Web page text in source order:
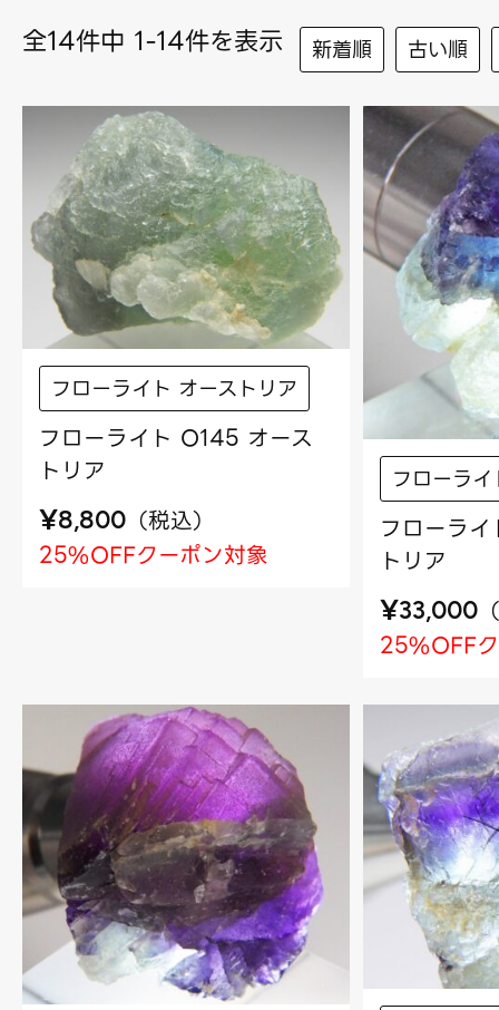
全14件中 1-14件を表示 新着順 古い順
フローライト オーストリア
フローライト O145 オース
トリア
¥8,800 （税込）
25%OFFクーポン対象
フローラ
フローラ
トリア
¥33,000 （
25%OFF